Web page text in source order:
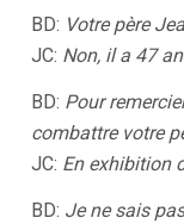
BD: Votre père
JC: Non, il a 47
BD: Pour
combattre votre
JC: En exhibition
BD: Je ne sais